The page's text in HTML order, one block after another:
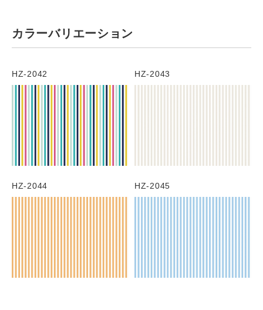
カラーバリエーション
HZ-2042 HZ-2043
HZ-2044 HZ-2045